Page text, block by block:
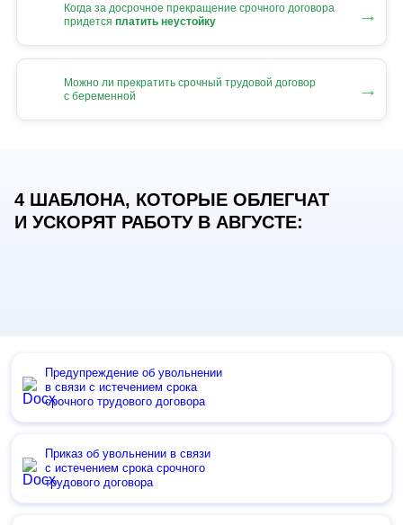
Когда за досрочное прекращение срочного договора
придется платить неустойку →
Можно ли прекратить срочный трудовой договор
с беременной
→
4 ШАБЛОНА, КОТОРЫЕ ОБЛЕГЧАТ
И УСКОРЯТ РАБОТУ В АВГУСТЕ:
Предупреждение об увольнении
в связи с истечением срока
срочного трудового договора
Приказ об увольнении в связи
с истечением срока срочного
трудового договора